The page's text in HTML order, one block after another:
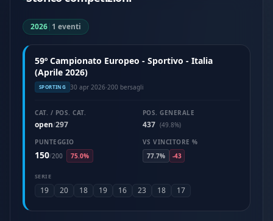
2026| 1 eventi
59º Campionato Europeo - Sportivo - Italia
(Aprile 2026)
SPORTING 30 apr 2026·200 bersagli
CAT. / POS. CAT.
open/297
POS. GENERALE
437 (49.8%)
PUNTEGGIO
150/200 75.0%
VS VINCITORE %
77.7%
-43
SERIE
19 20 18 19 16 23 18 17